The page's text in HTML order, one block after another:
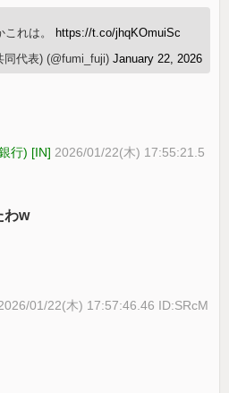
これは。
https://t.co/jhqKOmuiSc
代表) (@fumi_fuji)January 22, 2026
行) [IN] 2026/01/22(木) 17:55:21.5
わw
01/22(木) 17:57:46.46 ID:SRcM